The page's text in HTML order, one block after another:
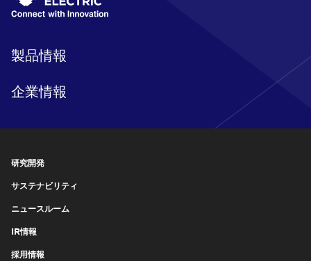
製品情報
企業情報
研究開発
サステナビリティ
ニュースルーム
IR情報
採用情報